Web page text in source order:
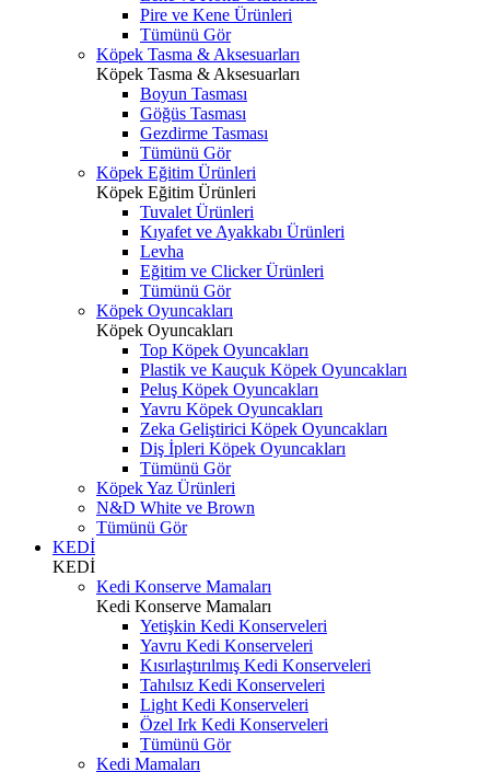
Pire ve Kene Ürünleri
Tümünü Gör
Köpek Tasma & Aksesuarları
Köpek Tasma & Aksesuarları
Boyun Tasması
Göğüs Tasması
Gezdirme Tasması
Tümünü Gör
Köpek Eğitim Ürünleri
Köpek Eğitim Ürünleri
Tuvalet Ürünleri
Kıyafet ve Ayakkabı Ürünleri
Levha
Eğitim ve Clicker Ürünleri
Tümünü Gör
Köpek Oyuncakları
Köpek Oyuncakları
Top Köpek Oyuncakları
Plastik ve Kauçuk Köpek Oyuncakları
Peluş Köpek Oyuncakları
Yavru Köpek Oyuncakları
Zeka Geliştirici Köpek Oyuncakları
Diş İpleri Köpek Oyuncakları
Tümünü Gör
Köpek Yaz Ürünleri
N&D White ve Brown
Tümünü Gör
KEDİ
KEDİ
Kedi Konserve Mamaları
Kedi Konserve Mamaları
Yetişkin Kedi Konserveleri
Yavru Kedi Konserveleri
Kısırlaştırılmış Kedi Konserveleri
Tahılsız Kedi Konserveleri
Light Kedi Konserveleri
Özel Irk Kedi Konserveleri
Tümünü Gör
Kedi Mamaları